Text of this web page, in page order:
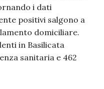
i dati
positivi salgono a
domiciliare.
in Basilicata
sanitaria e 462